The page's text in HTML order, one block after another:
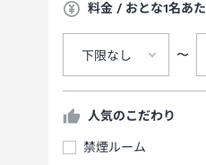
料金 / おとな1名あ
下限なし 〜
人気のこだわり
禁煙ルーム